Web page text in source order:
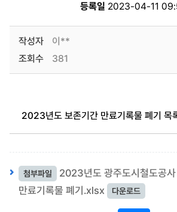
등록일 2023-04-11
작성자
이**
조회수
381
2023년도 보존기간 만료기록물 폐기 목
첨부파일
2023년도 광주도시철도공
만료기록물 폐기.xlsx
다운로드